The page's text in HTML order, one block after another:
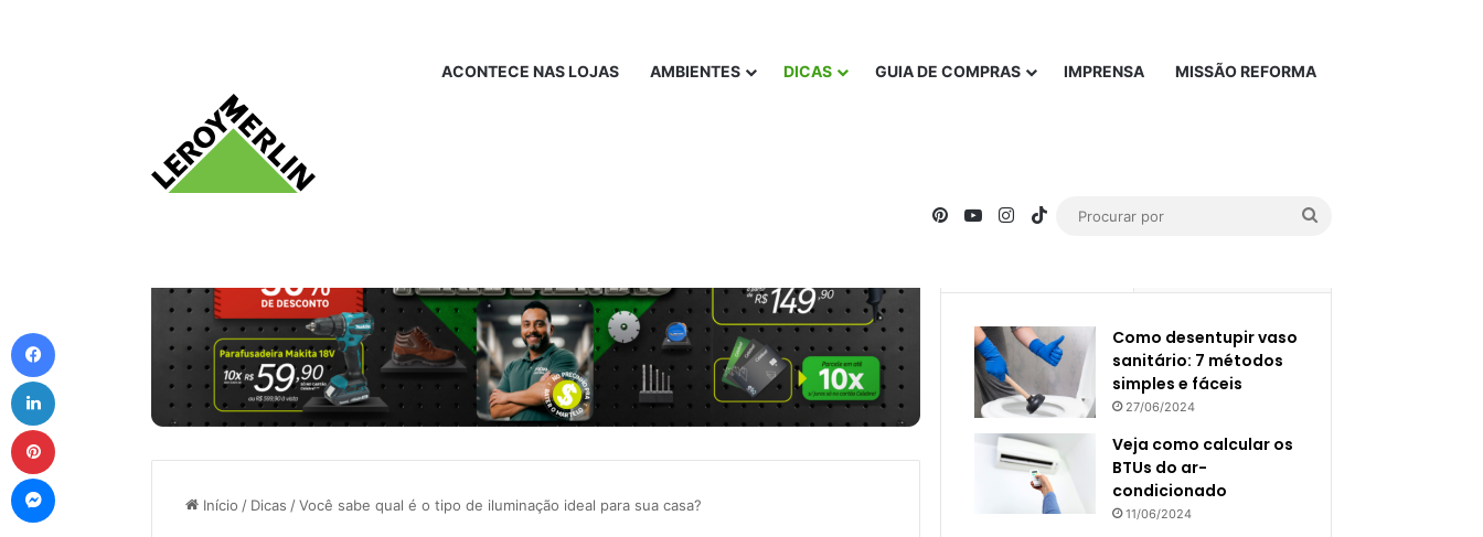
ACONTECE NAS LOJAS AMBIENTES DICAS GUIA DE COMPRAS IMPRENSA MISSÃO REFORMA
PinterestYouTubeInstagram
TikTok
Início / Dicas /Você sabe qual é o tipo de iluminação ideal para sua casa?
Como desentupir vaso
sanitário: 7 métodos
simples e fáceis
27/06/2024
Veja como calcular os
BTUs do ar-
condicionado
11/06/2024